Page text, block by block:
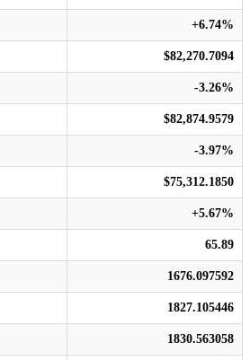
+6.74%
$82,270.7094
-3.26%
$82,874.9579
-3.97%
$75,312.1850
+5.67%
65.89
1676.097592
1827.105446
1830.563058